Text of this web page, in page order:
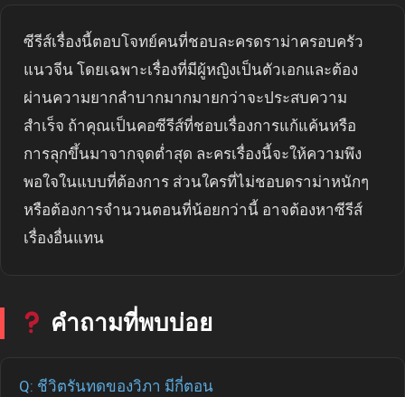
ซีรีส์เรื่องนี้ตอบโจทย์คนที่ชอบละครดราม่าครอบครัว
แนวจีน โดยเฉพาะเรื่องที่มีผู้หญิงเป็นตัวเอกและต้อง
ผ่านความยากลำบากมากมายกว่าจะประสบความ
สำเร็จ ถ้าคุณเป็นคอซีรีส์ที่ชอบเรื่องการแก้แค้นหรือ
การลุกขึ้นมาจากจุดต่ำสุด ละครเรื่องนี้จะให้ความพึง
พอใจในแบบที่ต้องการ ส่วนใครที่ไม่ชอบดราม่าหนักๆ
หรือต้องการจำนวนตอนที่น้อยกว่านี้ อาจต้องหาซีรีส์
เรื่องอื่นแทน
คำถามที่พบบ่อย
Q: ชีวิตรันทดของวิภา มีกี่ตอน